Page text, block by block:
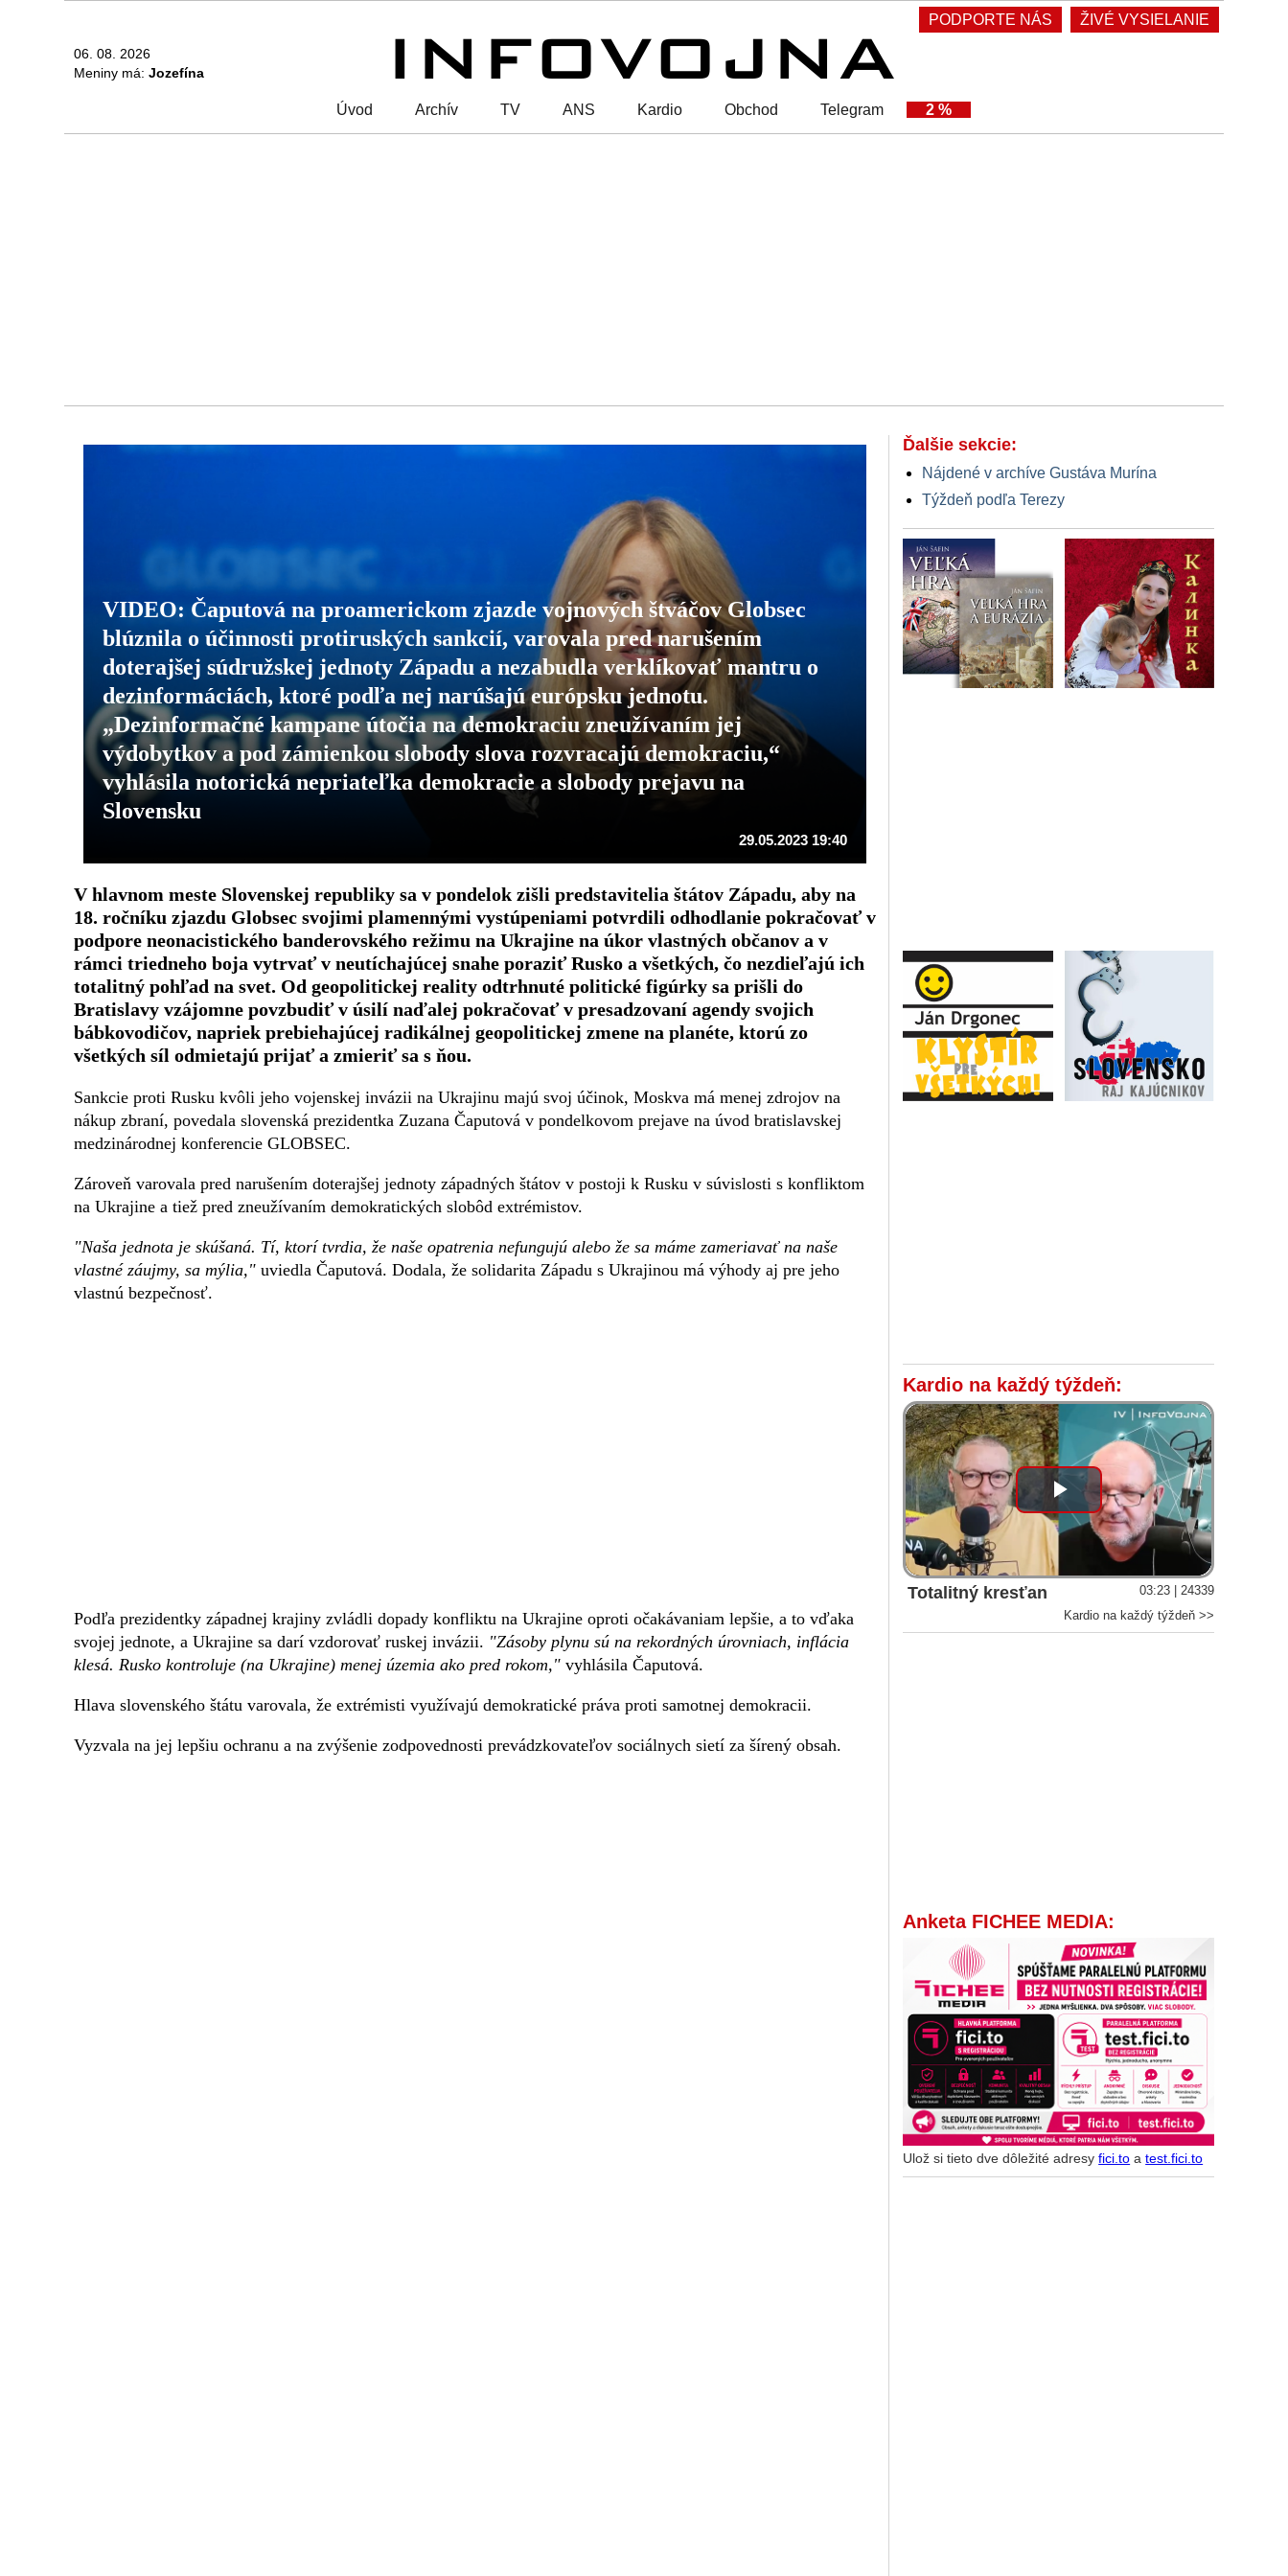
PODPORTE NÁS ŽIVÉ VYSIELANIE
06. 08. 2026
Meniny má: Jozefína
Úvod Archív TV ANS Kardio Obchod Telegram 2 %
VIDEO: Čaputová na proamerickom zjazde vojnových štváčov Globsec
blúznila o účinnosti protiruských sankcií, varovala pred narušením
doterajšej súdružskej jednoty Západu a nezabudla verklíkovať mantru o
dezinformáciách, ktoré podľa nej narúšajú európsku jednotu.
„Dezinformačné kampane útočia na demokraciu zneužívaním jej
výdobytkov a pod zámienkou slobody slova rozvracajú demokraciu,“
vyhlásila notorická nepriateľka demokracie a slobody prejavu na
Slovensku
29.05.2023 19:40
V hlavnom meste Slovenskej republiky sa v pondelok zišli predstavitelia štátov Západu, aby na
18. ročníku zjazdu Globsec svojimi plamennými vystúpeniami potvrdili odhodlanie pokračovať v
podpore neonacistického banderovského režimu na Ukrajine na úkor vlastných občanov a v
rámci triedneho boja vytrvať v neutíchajúcej snahe poraziť Rusko a všetkých, čo nezdieľajú ich
totalitný pohľad na svet. Od geopolitickej reality odtrhnuté politické figúrky sa prišli do
Bratislavy vzájomne povzbudiť v úsilí naďalej pokračovať v presadzovaní agendy svojich
bábkovodičov, napriek prebiehajúcej radikálnej geopolitickej zmene na planéte, ktorú zo
všetkých síl odmietajú prijať a zmieriť sa s ňou.
Sankcie proti Rusku kvôli jeho vojenskej invázii na Ukrajinu majú svoj účinok, Moskva má menej zdrojov na
nákup zbraní, povedala slovenská prezidentka Zuzana Čaputová v pondelkovom prejave na úvod bratislavskej
medzinárodnej konferencie GLOBSEC.
Zároveň varovala pred narušením doterajšej jednoty západných štátov v postoji k Rusku v súvislosti s konfliktom
na Ukrajine a tiež pred zneužívaním demokratických slobôd extrémistov.
"Naša jednota je skúšaná. Tí, ktorí tvrdia, že naše opatrenia nefungujú alebo že sa máme zameriavať na naše
vlastné záujmy, sa mýlia," uviedla Čaputová. Dodala, že solidarita Západu s Ukrajinou má výhody aj pre jeho
vlastnú bezpečnosť.
Podľa prezidentky západnej krajiny zvládli dopady konfliktu na Ukrajine oproti očakávaniam lepšie, a to vďaka
svojej jednote, a Ukrajine sa darí vzdorovať ruskej invázii. "Zásoby plynu sú na rekordných úrovniach, inflácia
klesá. Rusko kontroluje (na Ukrajine) menej územia ako pred rokom," vyhlásila Čaputová.
Hlava slovenského štátu varovala, že extrémisti využívajú demokratické práva proti samotnej demokracii.
Vyzvala na jej lepšiu ochranu a na zvýšenie zodpovednosti prevádzkovateľov sociálnych sietí za šírený obsah.
Ďalšie sekcie:
Nájdené v archíve Gustáva Murína
Týždeň podľa Terezy
Kardio na každý týždeň:
Play
Video
Totalitný kresťan
03:23 | 24339
Kardio na každý týždeň >>
Anketa FICHEE MEDIA:
Ulož si tieto dve dôležité adresyfici.to atest.fici.to